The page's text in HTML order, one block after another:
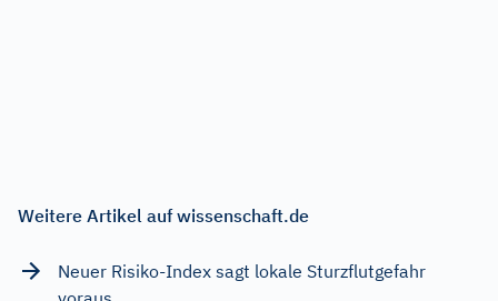
Weitere Artikel auf wissenschaft.de
Neuer Risiko-Index sagt lokale Sturzflutgefahr